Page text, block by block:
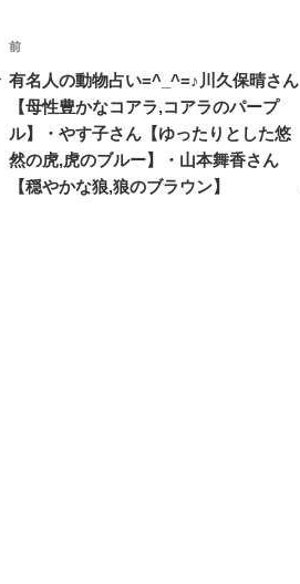
投
稿
ナ
ビ
ゲ
前
の
投
稿
前
有名人の動物占い=^_^=♪川久保晴さん
【母性豊かなコアラ,コアラのパープ
ル】・やす子さん【ゆったりとした悠
然の虎,虎のブルー】・山本舞香さん
【穏やかな狼,狼のブラウン】